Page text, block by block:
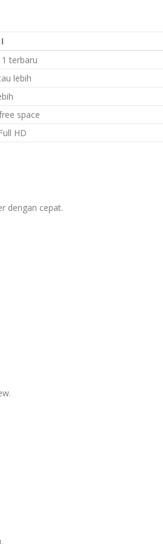
terbaru
lebih
space
HD
dengan cepat.